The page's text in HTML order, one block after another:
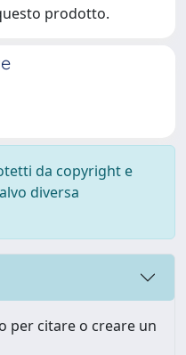
prodotto.
da copyright e
diversa
per citare o creare un